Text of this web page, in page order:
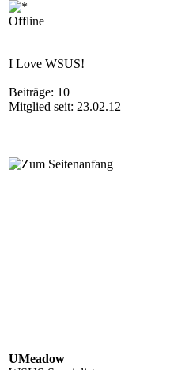
Offline
I Love WSUS!
Beiträge: 10
Mitglied seit: 23.02.12
UMeadow